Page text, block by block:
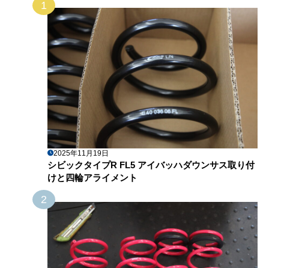
1
2025年11月19日
シビックタイプR FL5 アイバッハダウンサス取り付
けと四輪アライメント
2